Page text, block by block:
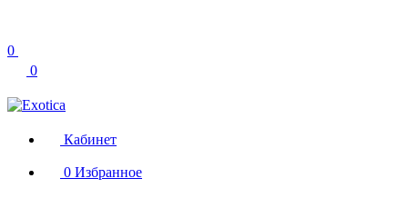
0
0
Кабинет
0 Избранное